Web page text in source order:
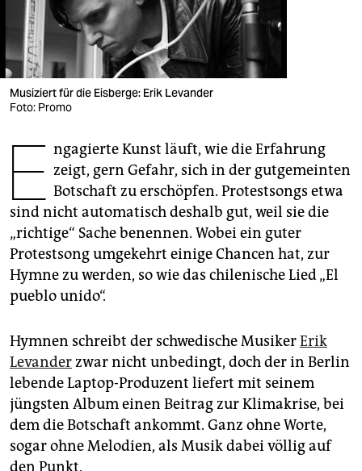
verlag
veranstaltungen
shop
fragen & hilfe
unterstützen
abo
genossenschaft
epaper login
Musiziert für die Eisberge: Erik Levander
Foto: Promo
E ngagierte Kunst läuft, wie die Erfahrung
zeigt, gern Gefahr, sich in der gutgemeinten
Botschaft zu erschöpfen. Protestsongs etwa
sind nicht automatisch deshalb gut, weil sie die
„richtige“ Sache benennen. Wobei ein guter
Protestsong umgekehrt einige Chancen hat, zur
Hymne zu werden, so wie das chilenische Lied „El
pueblo unido“.
Hymnen schreibt der schwedische MusikerErik
Levanderzwar nicht unbedingt, doch der in Berlin
lebende Laptop-Produzent liefert mit seinem
jüngsten Album einen Beitrag zur Klimakrise, bei
dem die Botschaft ankommt. Ganz ohne Worte,
sogar ohne Melodien, als Musik dabei völlig auf
den Punkt.